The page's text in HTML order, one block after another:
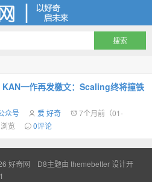
一作再发檄文：Scaling终将撞铁
众号 爱 好奇
7个月前（01-
览 0评论
好奇网 D8主题由 themebetter设计开